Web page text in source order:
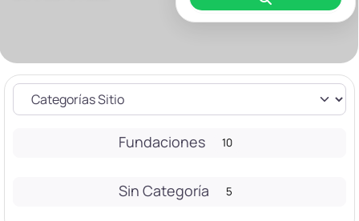
Fundaciones 10
Sin Categoría 5